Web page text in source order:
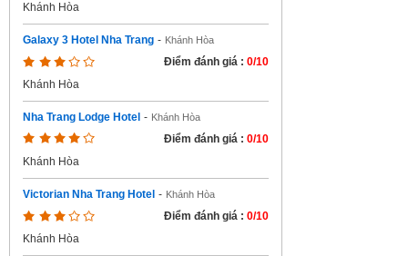
Khánh Hòa
Galaxy 3 Hotel Nha Trang - Khánh Hòa
Điểm đánh giá : 0/10
Khánh Hòa
Nha Trang Lodge Hotel - Khánh Hòa
Điểm đánh giá : 0/10
Khánh Hòa
Victorian Nha Trang Hotel - Khánh Hòa
Điểm đánh giá : 0/10
Khánh Hòa